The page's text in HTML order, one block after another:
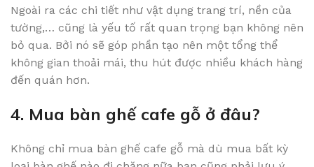
Ngoài ra các chi tiết như vật dụng trang trí, nền của
tường,… cũng là yếu tố rất quan trọng bạn không nên
bỏ qua. Bởi nó sẽ góp phần tạo nên một tổng thể
không gian thoải mái, thu hút được nhiều khách hàng
đến quán hơn.
4. Mua bàn ghế cafe gỗ ở đâu?
Không chỉ mua bàn ghế cafe gỗ mà dù mua bất kỳ